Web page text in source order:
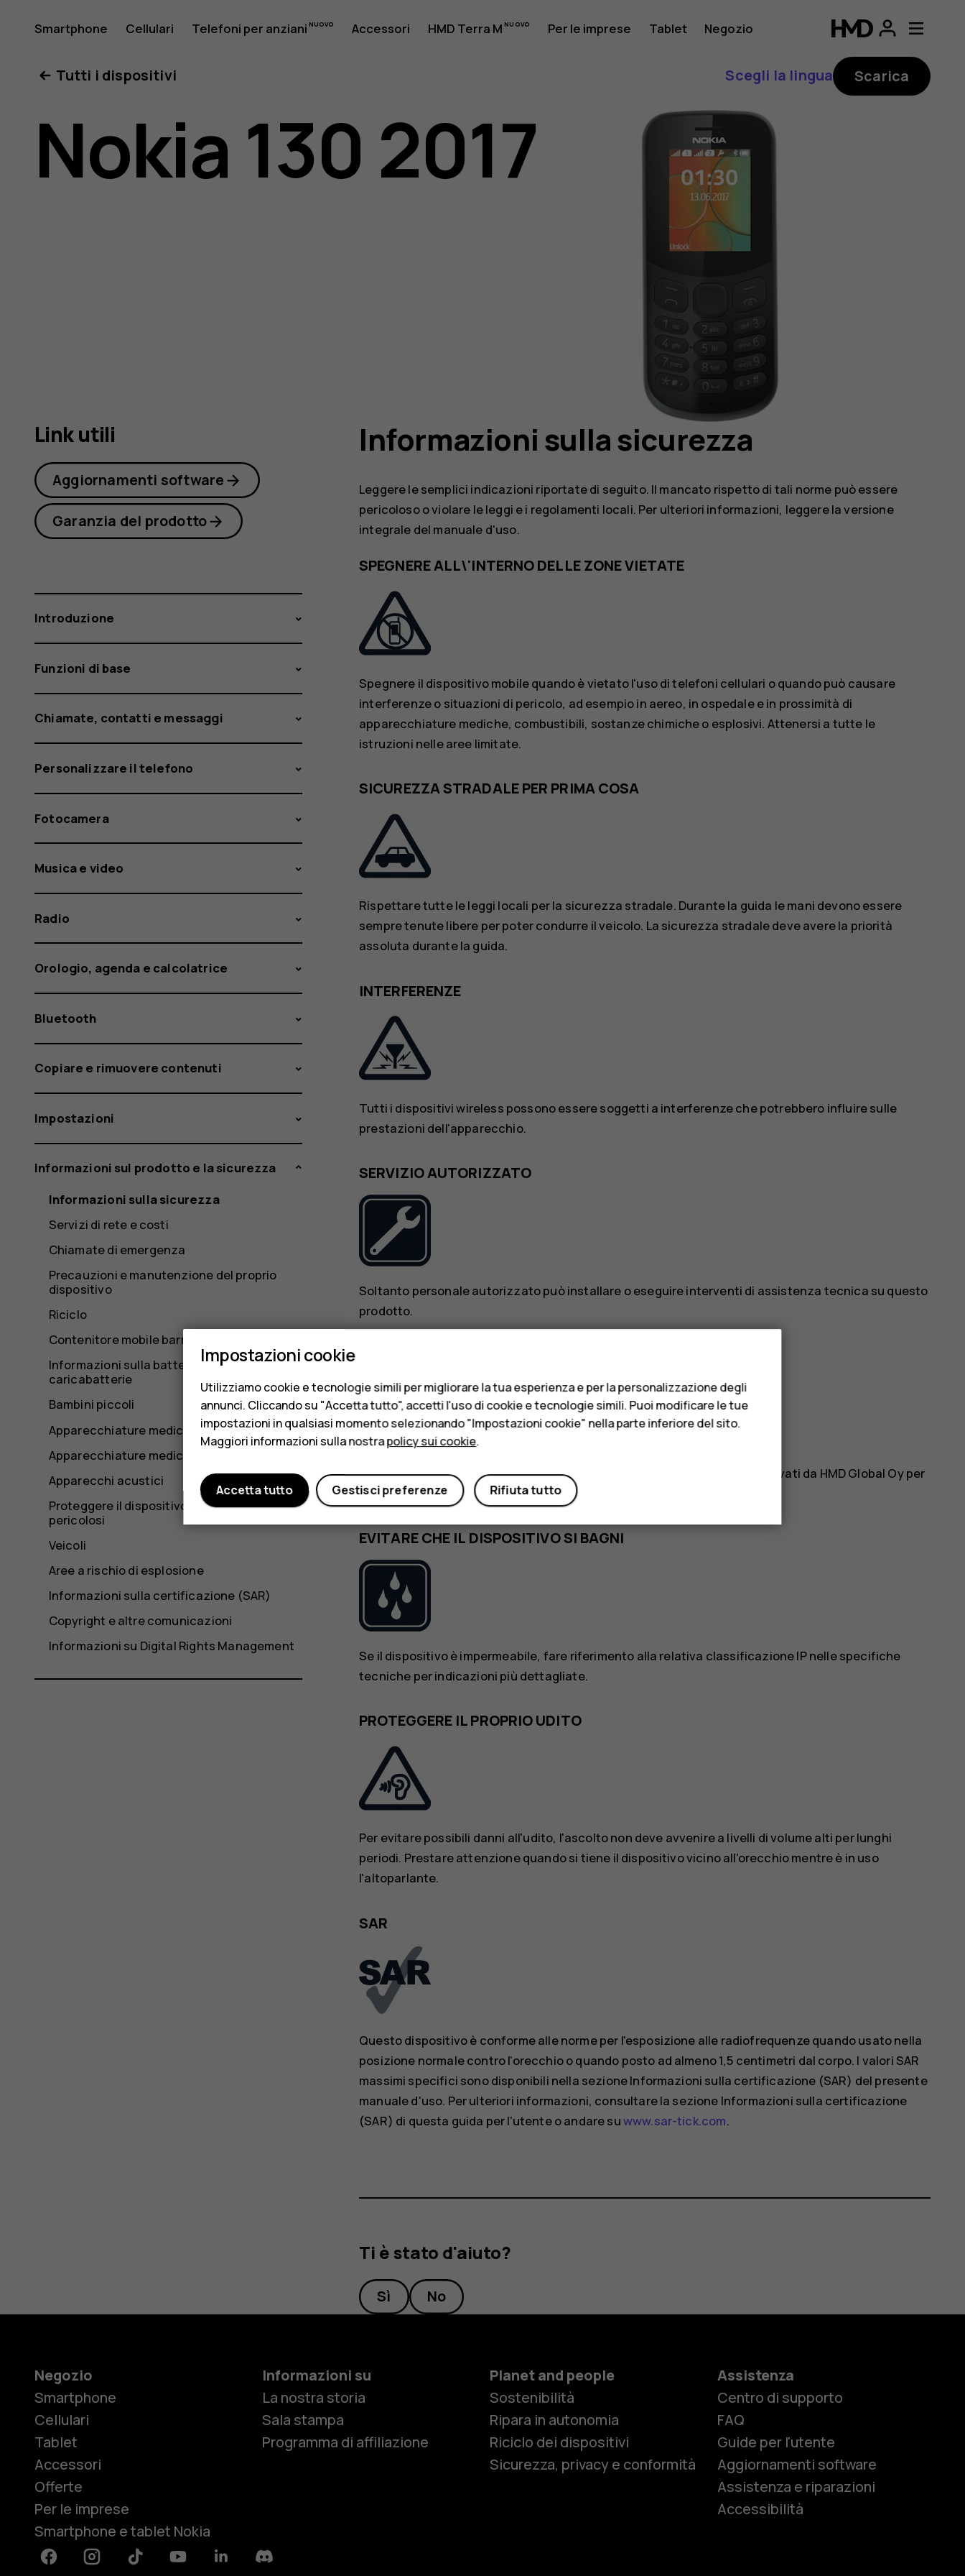
Manuale
d'uso
del
2017
Smartphone Cellulari Telefoni per anziani Accessori HMD Terra M Per le imprese Tablet Negozio
Smartphone
Cellulari
Tutti i dispositivi
Scegli la lingua Scarica
Nokia 130 2017
Informazioni sulla sicurezza
Leggere le semplici indicazioni riportate di seguito. Il mancato rispetto di tali norme può essere
pericoloso o violare le leggi e i regolamenti locali. Per ulteriori informazioni, leggere la versione
integrale del manuale d'uso.
SPEGNERE ALL\'INTERNO DELLE ZONE VIETATE
Spegnere il dispositivo mobile quando è vietato l'uso di telefoni cellulari o quando può causare
interferenze o situazioni di pericolo, ad esempio in aereo, in ospedale e in prossimità di
apparecchiature mediche, combustibili, sostanze chimiche o esplosivi. Attenersi a tutte le
istruzioni nelle aree limitate.
SICUREZZA STRADALE PER PRIMA COSA
Rispettare tutte le leggi locali per la sicurezza stradale. Durante la guida le mani devono essere
sempre tenute libere per poter condurre il veicolo. La sicurezza stradale deve avere la priorità
assoluta durante la guida.
INTERFERENZE
Tutti i dispositivi wireless possono essere soggetti a interferenze che potrebbero influire sulle
prestazioni dell'apparecchio.
SERVIZIO AUTORIZZATO
Soltanto personale autorizzato può installare o eseguire interventi di assistenza tecnica su questo
prodotto.
Utilizzare esclusivamente batterie, caricabatterie e altri accessori approvati da HMD Global Oy per
il dispositivo in uso. Non collegare prodotti incompatibili.
EVITARE CHE IL DISPOSITIVO SI BAGNI
Se il dispositivo è impermeabile, fare riferimento alla relativa classificazione IP nelle specifiche
tecniche per indicazioni più dettagliate.
PROTEGGERE IL PROPRIO UDITO
Per evitare possibili danni all'udito, l'ascolto non deve avvenire a livelli di volume alti per lunghi
periodi. Prestare attenzione quando si tiene il dispositivo vicino all'orecchio mentre è in uso
l'altoparlante.
SAR
Questo dispositivo è conforme alle norme per l'esposizione alle radiofrequenze quando usato nella
posizione normale contro l'orecchio o quando posto ad almeno 1,5 centimetri dal corpo. I valori SAR
massimi specifici sono disponibili nella sezione Informazioni sulla certificazione (SAR) del presente
manuale d'uso. Per ulteriori informazioni, consultare la sezione Informazioni sulla certificazione
(SAR) di questa guida per l'utente o andare suwww.sar-tick.com.
Ti è stato d'aiuto?
Sì No
Link utili
Aggiornamenti software
Garanzia del prodotto
Introduzione
Funzioni di base
Chiamate, contatti e messaggi
Personalizzare il telefono
Fotocamera
Musica e video
Radio
Orologio, agenda e calcolatrice
Bluetooth
Copiare e rimuovere contenuti
Impostazioni
Informazioni sul prodotto e la sicurezza
Informazioni sulla sicurezza
Servizi di rete e costi
Chiamate di emergenza
Precauzioni e manutenzione del proprio
dispositivo
Riciclo
Contenitore mobile barrato
Informazioni sulla batteria e il
caricabatterie
Bambini piccoli
Apparecchiature mediche
Apparecchiature mediche impiantate
Apparecchi acustici
Proteggere il dispositivo da contenuti
pericolosi
Veicoli
Aree a rischio di esplosione
Informazioni sulla certificazione (SAR)
Copyright e altre comunicazioni
Informazioni su Digital Rights Management
Negozio
Smartphone
Cellulari
Tablet
Accessori
Offerte
Per le imprese
Smartphone e tablet Nokia
Informazioni su
La nostra storia
Sala stampa
Programma di affiliazione
Planet and people
Sostenibilità
Ripara in autonomia
Riciclo dei dispositivi
Sicurezza, privacy e conformità
Assistenza
Centro di supporto
FAQ
Guide per l'utente
Aggiornamenti software
Assistenza e riparazioni
Accessibilità
FacebookInstagramTiktok YoutubeLinkedinDiscord
Impostazioni cookie
Utilizziamo cookie e tecnologie simili per migliorare la tua esperienza e per la personalizzazione degli
annunci. Cliccando su "Accetta tutto", accetti l'uso di cookie e tecnologie simili. Puoi modificare le tue
impostazioni in qualsiasi momento selezionando "Impostazioni cookie" nella parte inferiore del sito.
Maggiori informazioni sulla nostrapolicy sui cookie.
Rifiuta tutto
Gestisci preferenze
Accetta tutto